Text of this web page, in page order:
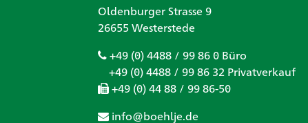
Oldenburger Strasse 9
26655 Westerstede
+49 (0) 4488 / 99 86 0 Büro
+49 (0) 4488 / 99 86 32 Privatverkauf
+49 (0) 44 88 / 99 86-50
info@boehlje.de